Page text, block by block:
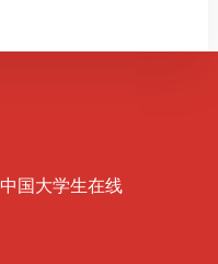
中国大学生在线